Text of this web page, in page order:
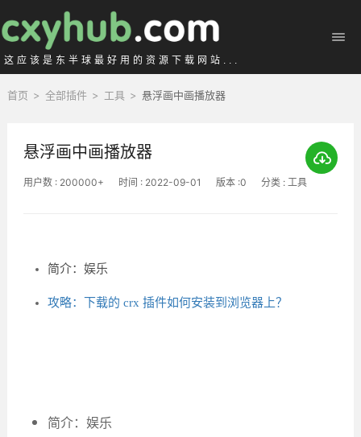
这应该是东半球最好用的资源下载网站...
首页 > 全部插件 > 工具 > 悬浮画中画播放器
悬浮画中画播放器
用户数 : 200000+ 时间 : 2022-09-01 版本 :0 分类 : 工具
简介：娱乐
攻略：下载的 crx 插件如何安装到浏览器上？
简介：娱乐